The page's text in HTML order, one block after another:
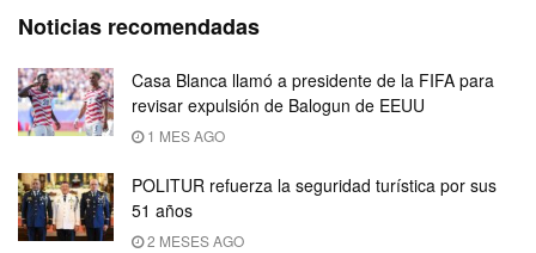
Noticias recomendadas
Casa Blanca llamó a presidente de la FIFA para
revisar expulsión de Balogun de EEUU
1 MES AGO
POLITUR refuerza la seguridad turística por sus
51 años
2 MESES AGO